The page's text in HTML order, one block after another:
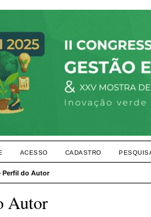
ACESSO CADASTRO
Perfil do Autor
Autor